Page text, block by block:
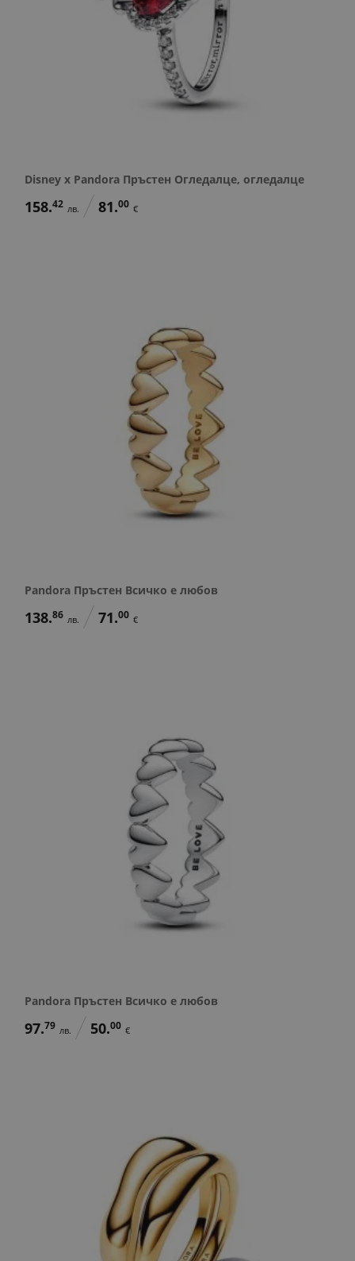
Disney x Pandora Пръстен Огледалце, огледалце
158.42 лв. 81.00 €
Pandora Пръстен Всичко е любов
138.86 лв. 71.00 €
Pandora Пръстен Всичко е любов
97.79 лв. 50.00 €